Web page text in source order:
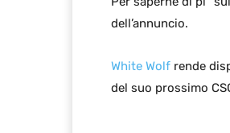
dell’annuncio.
White Wolf rende
del suo prossimo